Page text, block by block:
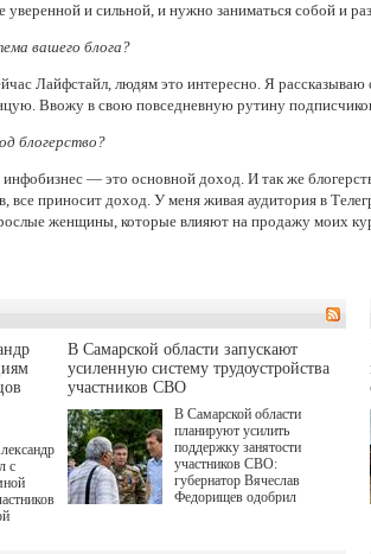
уверенной и сильной, и нужно заниматься собой и
вашего блога?
Лайфстайл, людям это интересно. Я рассказываю
Ввожу в свою повседневную рутину
блогерство?
— это основной доход. И так же
все приносит доход. У меня живая аудитория в
женщины, которые влияют на продажу моих
с
В Самарской области запускают
усиленную систему трудоустройства
участников СВО
В Самарской области
планируют усилить
поддержку занятости
участников СВО:
губернатор Вячеслав
Федорищев одобрил